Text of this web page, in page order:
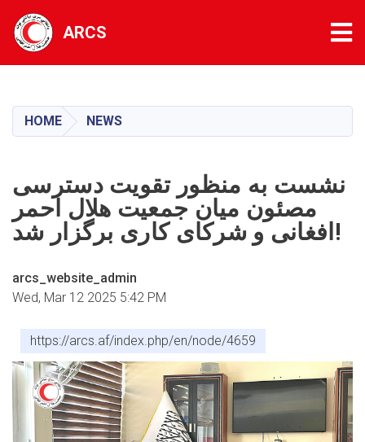
content
ARCS
HOME NEWS
نشست به منظور تقویت دسترسی
مصئون میان جمعیت هلال احمر
افغانی و شرکای کاری برگزار شد!
arcs_website_admin
Wed, Mar 12 2025 5:42 PM
https://arcs.af/index.php/en/node/4659